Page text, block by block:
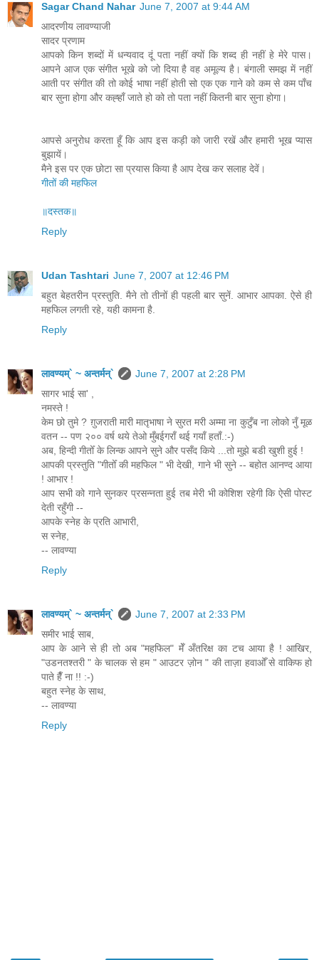
Sagar Chand Nahar June 7, 2007 at 9:44 AM
आदरणीय लावण्याजी
सादर प्रणाम
आपको किन शब्दों में धन्यवाद दूं पता नहीं क्यों कि शब्द ही नहीं हे मेरे पास।
आपने आज एक संगीत भूखे को जो दिया है वह अमूल्य है। बंगाली समझ में नहीं
आती पर संगीत की तो कोई भाषा नहीं होती सो एक एक गाने को कम से कम पाँच
बार सुना होगा और कह्हाँ जाते हो को तो पता नहीं कितनी बार सुना होगा।
आपसे अनुरोध करता हूँ कि आप इस कड़ी को जारी रखें और हमारी भूख प्यास
बुझायें।
मैने इस पर एक छोटा सा प्रयास किया है आप देख कर सलाह देवें।
गीतों की महफिल
॥दस्तक॥
Reply
Udan Tashtari June 7, 2007 at 12:46 PM
बहुत बेहतरीन प्रस्तुति. मैने तो तीनों ही पहली बार सुनें. आभार आपका. ऐसे ही
महफिल लगती रहे, यही कामना है.
Reply
लावण्यम्` ~ अन्तर्मन्`
June 7, 2007 at 2:28 PM
सागर भाई सा' ,
नमस्ते !
केम छो तुमे ? ग़ुजराती मारी मातृभाषा ने सुरत मरी अम्मा ना कुटुँब ना लोको नुँ मूळ
वतन -- पण २०० वर्ष थये तेओ मुँबईगराँ थई गयाँ हताँ.:-)
अब, हिन्दी गीतोँ के लिन्क आपने सुने और पसँद किये ...तो मुझे बडी खुशी हुई !
आपकी प्रस्तुति "गीतोँ की महफिल " भी देखी, गाने भी सुने -- बहोत आनण्द आया
! आभार !
आप सभी को गाने सुनकर प्रसन्नता हुई तब मेरी भी कोशिश रहेगी कि ऐसी पोस्ट
देती रहुँगी --
आपके स्नेह के प्रति आभारी,
स स्नेह,
-- लावण्या
Reply
लावण्यम्` ~ अन्तर्मन्`
June 7, 2007 at 2:33 PM
समीर भाई साब,
आप के आने से ही तो अब "महफिल" मेँ अँतरिक्ष का टच आया है ! आखिर,
"उडनतश्तरी " के चालक से हम " आउटर ज़ोन " की ताज़ा हवाओँ से वाकिफ हो
पाते हैँ ना !! :-)
बहुत स्नेह के साथ,
-- लावण्या
Reply